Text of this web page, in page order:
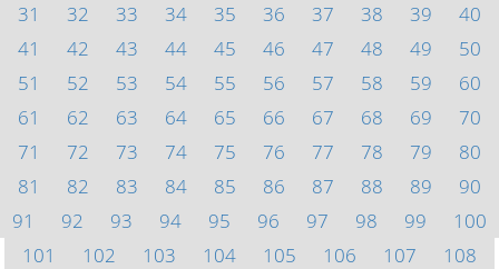
31
32 33 34 35 36 37 38 39
40
41
42 43 44 45 46 47 48 49
50
51
52 53 54 55 56 57 58 59
60
61
62 63 64 65 66 67 68 69
70
71
72 73 74 75 76 77 78 79
80
81
82 83 84 85 86 87 88 89
90
91
92 93 94 95 96 97 98 99
100
101
102 103 104 105 106 107
108